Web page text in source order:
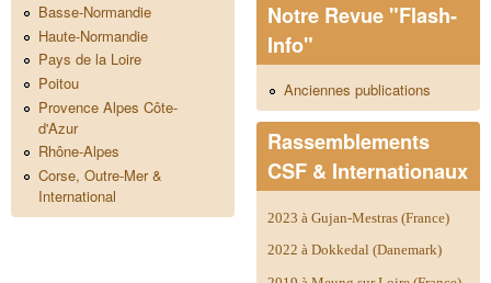
Basse-Normandie
Haute-Normandie
Pays de la Loire
Poitou
Provence Alpes Côte-
d'Azur
Rhône-Alpes
Corse, Outre-Mer &
International
Notre Revue "Flash-
Info"
Anciennes publications
Rassemblements
CSF & Internationaux
2023 à Gujan-Mestras (France)
2022 à Dokkedal (Danemark)